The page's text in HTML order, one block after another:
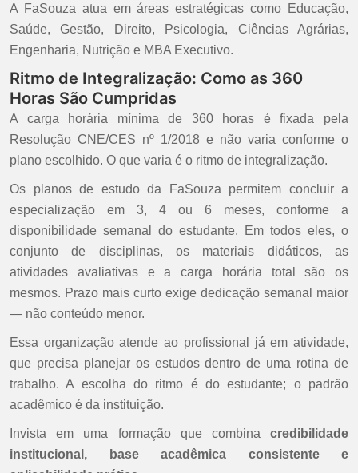
A FaSouza atua em áreas estratégicas como Educação,
Saúde, Gestão, Direito, Psicologia, Ciências Agrárias,
Engenharia, Nutrição e MBA Executivo.
Ritmo de Integralização: Como as 360
Horas São Cumpridas
A carga horária mínima de 360 horas é fixada pela
Resolução CNE/CES nº 1/2018 e não varia conforme o
plano escolhido. O que varia é o ritmo de integralização.
Os planos de estudo da FaSouza permitem concluir a
especialização em 3, 4 ou 6 meses, conforme a
disponibilidade semanal do estudante. Em todos eles, o
conjunto de disciplinas, os materiais didáticos, as
atividades avaliativas e a carga horária total são os
mesmos. Prazo mais curto exige dedicação semanal maior
— não conteúdo menor.
Essa organização atende ao profissional já em atividade,
que precisa planejar os estudos dentro de uma rotina de
trabalho. A escolha do ritmo é do estudante; o padrão
acadêmico é da instituição.
Invista em uma formação que combina credibilidade
institucional, base acadêmica consistente e